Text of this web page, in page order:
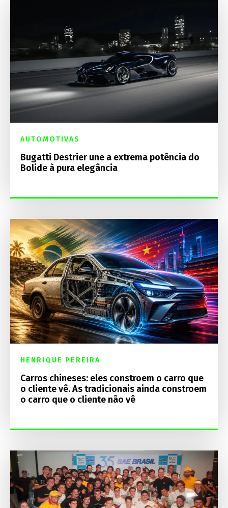
AUTOMOTIVAS
Bugatti Destrier une a extrema potência do
Bolide à pura elegância
HENRIQUE PEREIRA
Carros chineses: eles constroem o carro que
o cliente vê. As tradicionais ainda constroem
o carro que o cliente não vê